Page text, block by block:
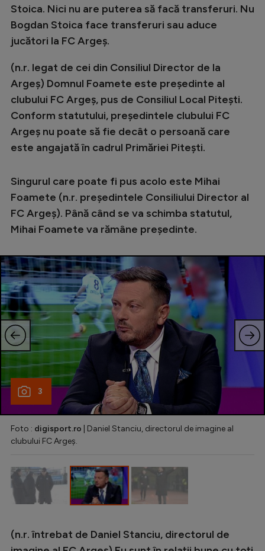
Intră în cont
Creează cont
Stoica. Nici nu are puterea să facă transferuri. Nu
Bogdan Stoica face transferuri sau aduce
jucători la FC Argeș.
(n.r. legat de cei din Consiliul Director de la
Argeș) Domnul Foamete este președinte al
clubului FC Argeș, pus de Consiliul Local Pitești.
Conform statutului, președintele clubului FC
Argeș nu poate să fie decât o persoană care
este angajată în cadrul Primăriei Pitești.
Singurul care poate fi pus acolo este Mihai
Foamete (n.r. președintele Consiliului Director al
FC Argeș). Până când se va schimba statutul,
Mihai Foamete va rămâne președinte.
3
Foto : digisport.ro | Daniel Stanciu, directorul de imagine al
clubului FC Argeș.
(n.r. întrebat de Daniel Stanciu, directorul de